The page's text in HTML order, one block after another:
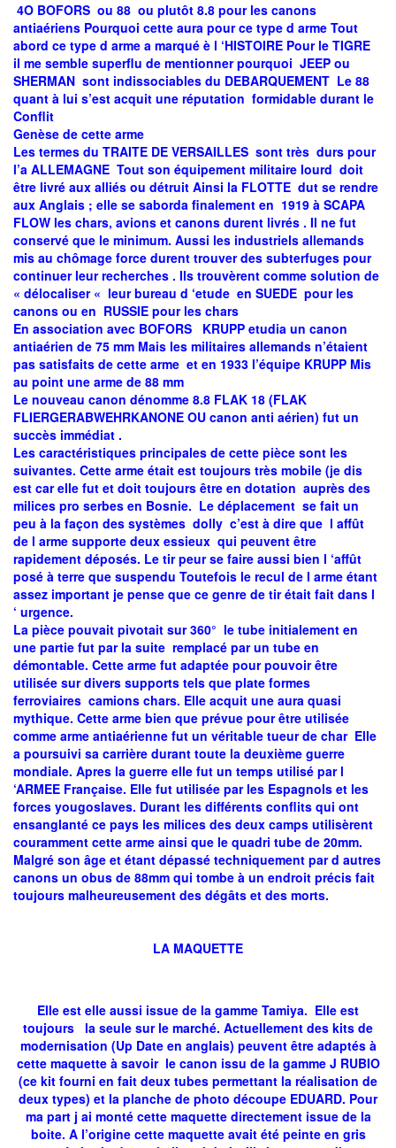
4O BOFORS ou 88 ou plutôt 8.8 pour les canons
antiaériens Pourquoi cette aura pour ce type d arme Tout
abord ce type d arme a marqué è l ‘HISTOIRE Pour le TIGRE
il me semble superflu de mentionner pourquoi JEEP ou
SHERMAN sont indissociables du DEBARQUEMENT Le 88
quant à lui s’est acquit une réputation formidable durant le
Conflit
Genèse de cette arme
Les termes du TRAITE DE VERSAILLES sont très durs pour
l’a ALLEMAGNE Tout son équipement militaire lourd doit
être livré aux alliés ou détruit Ainsi la FLOTTE dut se rendre
aux Anglais ; elle se saborda finalement en 1919 à SCAPA
FLOW les chars, avions et canons durent livrés . Il ne fut
conservé que le minimum. Aussi les industriels allemands
mis au chômage force durent trouver des subterfuges pour
continuer leur recherches . Ils trouvèrent comme solution de
« délocaliser « leur bureau d ‘etude en SUEDE pour les
canons ou en RUSSIE pour les chars
En association avec BOFORS KRUPP etudia un canon
antiaérien de 75 mm Mais les militaires allemands n’étaient
pas satisfaits de cette arme et en 1933 l’équipe KRUPP Mis
au point une arme de 88 mm
Le nouveau canon dénomme 8.8 FLAK 18 (FLAK
FLIERGERABWEHRKANONE OU canon anti aérien) fut un
succès immédiat .
Les caractéristiques principales de cette pièce sont les
suivantes. Cette arme était est toujours très mobile (je dis
est car elle fut et doit toujours être en dotation auprès des
milices pro serbes en Bosnie. Le déplacement se fait un
peu à la façon des systèmes dolly c’est à dire que l affût
de l arme supporte deux essieux qui peuvent être
rapidement déposés. Le tir peur se faire aussi bien l ‘affût
posé à terre que suspendu Toutefois le recul de l arme étant
assez important je pense que ce genre de tir était fait dans l
‘ urgence.
La pièce pouvait pivotait sur 360° le tube initialement en
une partie fut par la suite remplacé par un tube en
démontable. Cette arme fut adaptée pour pouvoir être
utilisée sur divers supports tels que plate formes
ferroviaires camions chars. Elle acquit une aura quasi
mythique. Cette arme bien que prévue pour être utilisée
comme arme antiaérienne fut un véritable tueur de char Elle
a poursuivi sa carrière durant toute la deuxième guerre
mondiale. Apres la guerre elle fut un temps utilisé par l
‘ARMEE Française. Elle fut utilisée par les Espagnols et les
forces yougoslaves. Durant les différents conflits qui ont
ensanglanté ce pays les milices des deux camps utilisèrent
couramment cette arme ainsi que le quadri tube de 20mm.
Malgré son âge et étant dépassé techniquement par d autres
canons un obus de 88mm qui tombe à un endroit précis fait
toujours malheureusement des dégâts et des morts.
LA MAQUETTE
Elle est elle aussi issue de la gamme Tamiya. Elle est
toujours la seule sur le marché. Actuellement des kits de
modernisation (Up Date en anglais) peuvent être adaptés à
cette maquette à savoir le canon issu de la gamme J RUBIO
(ce kit fourni en fait deux tubes permettant la réalisation de
deux types) et la planche de photo découpe EDUARD. Pour
ma part j ai monté cette maquette directement issue de la
boite. A l’origine cette maquette avait été peinte en gris